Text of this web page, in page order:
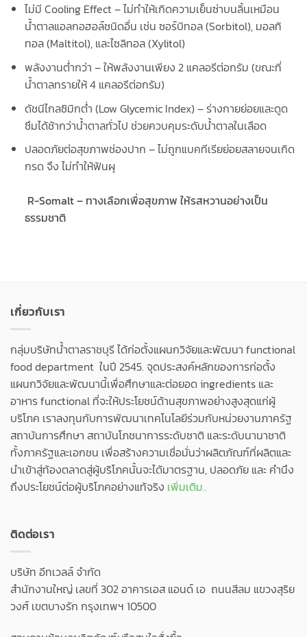
ไม่มี Cooling Effect – ไม่ทำให้เกิดความเย็นซ่าบนลิ้นเหมือน
น้ำตาลแอลกอฮอล์ชนิดอื่น เช่น ซอร์บิทอล (Sorbitol), มอลทิ
ทอล (Maltitol), และไซลิทอล (Xylitol)
พลังงานต่ำกว่า – ให้พลังงานเพียง 2 แคลอรีต่อกรัม (ขณะที่
น้ำตาลทรายให้ 4 แคลอรีต่อกรัม)
ดัชนีไกลซิมิกต่ำ (Low Glycemic Index) – ร่างกายย่อยและดูด
ซึมได้ช้ากว่าน้ำตาลทั่วไป ช่วยควบคุมระดับน้ำตาลในเลือด
ปลอดภัยต่อสุขภาพช่องปาก – ไม่ถูกแบคทีเรียย่อยสลายจนเกิด
กรด จึง ไม่ทำให้ฟันผุ
R-Somalt – ทางเลือกเพื่อสุขภาพ ให้รสหวานอย่างเป็น
ธรรมชาติ
เกี่ยวกับเรา
กลุ่มบริษัทน้ำตาลราชบุรี ได้ก่อตั้งแผนกวิจัยและพัฒนา functional
food department ในปี 2545. จุดประสงค์หลักของการก่อตั้ง
แผนกวิจัยและพัฒนานี้เพื่อศึกษาและต่อยอด ingredients และ
อาหาร functional ที่จะให้ประโยชน์ด้านสุขภาพอย่างสูงสุดแก่ผู้
บริโภค เราลงทุนกับการพัฒนาเทคโนโลยีร่วมกับหน่วยงานภาครัฐ
สถาบันการศึกษา สถาบันโภชนาการระดับชาติ และระดับนานาชาติ
ทั้งภาครัฐและเอกชน เพื่อสร้างความเชื่อมั่นว่าผลิตภัณฑ์ที่ผลิตและ
นำเข้าสู่ท้องตลาดสู่ผู้บริโภคนั้นจะได้มาตรฐาน, ปลอดภัย และ คำนึง
ถึงประโยชน์ต่อผู้บริโภคอย่างแท้จริง เพิ่มเติม..
ติดต่อเรา
บริษัท อีทเวลล์ จำกัด
สำนักงานใหญ่ เลขที่ 302 อาคารเอส แอนด์ เอ ถนนสีลม แขวงสุริย
วงศ์ เขตบางรัก กรุงเทพฯ 10500